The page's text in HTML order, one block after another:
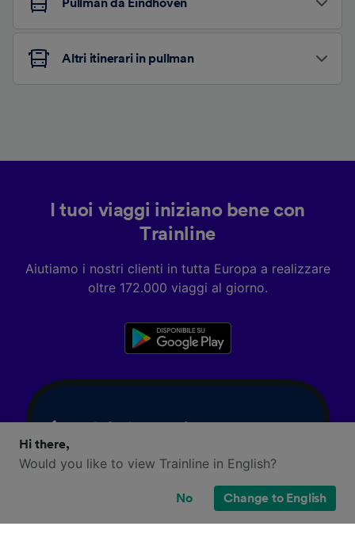
Pullman da Eindhoven
Altri itinerari in pullman
I tuoi viaggi iniziano bene con
Trainline
Aiutiamo i nostri clienti in tutta Europa a realizzare
oltre 172.000 viaggi al giorno.
Hi there,
Would you like to view Trainline in English?
No Change to English